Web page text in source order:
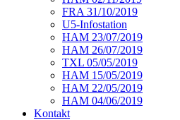
FRA 31/10/2019
U5-Infostation
HAM 23/07/2019
HAM 26/07/2019
TXL 05/05/2019
HAM 15/05/2019
HAM 22/05/2019
HAM 04/06/2019
Kontakt